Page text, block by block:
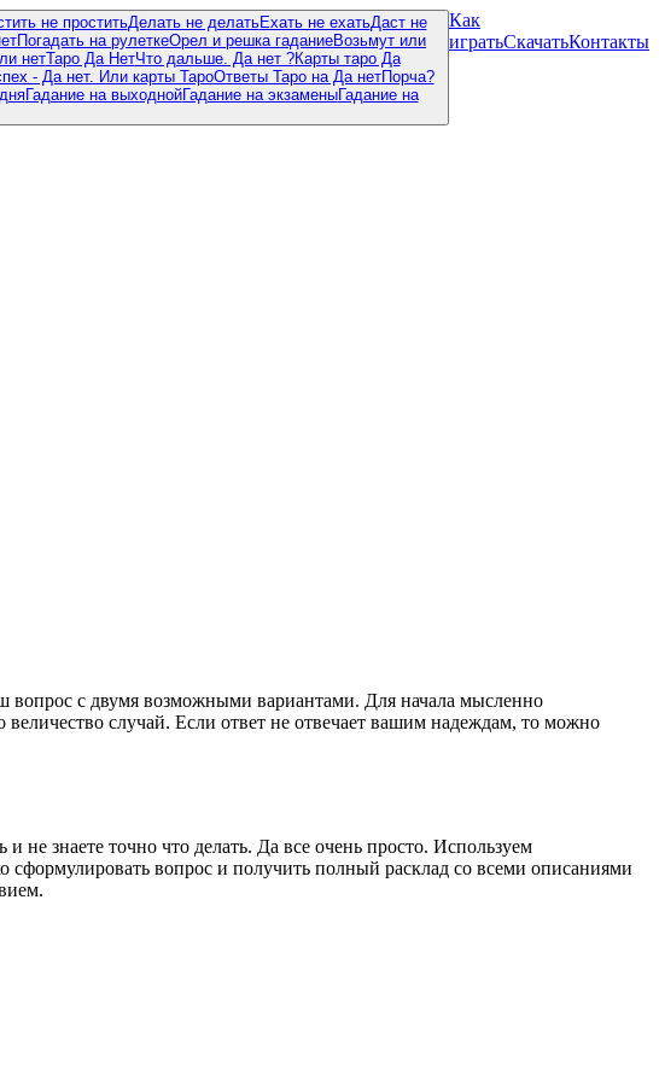
не проститьДелать не делатьЕхать не ехатьДаст не
Погадать на рулеткеОрел и решка гаданиеВозьмут или
нетТаро Да НетЧто дальше. Да нет ?Карты таро Да
- Да нет. Или карты ТароОтветы Таро на Да нетПорча?
Гадание на выходнойГадание на экзаменыГадание на
Как
игратьСкачатьКонтакты
с двумя возможными вариантами. Для начала мысленно
случай. Если ответ не отвечает вашим надеждам, то можно
не знаете точно что делать. Да все очень просто. Используем
сформулировать вопрос и получить полный расклад со всеми описаниями